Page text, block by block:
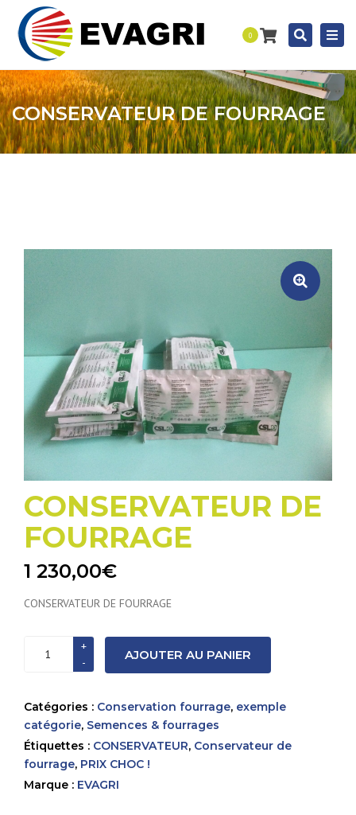
0
CONSERVATEUR DE FOURRAGE
CONSERVATEUR DE
FOURRAGE
1 230,00€
CONSERVATEUR DE FOURRAGE
DE
FOURRAGE
AJOUTER AU PANIER
Catégories : Conservation fourrage, exemple
catégorie, Semences & fourrages
Étiquettes : CONSERVATEUR, Conservateur de
fourrage, PRIX CHOC !
Marque : EVAGRI